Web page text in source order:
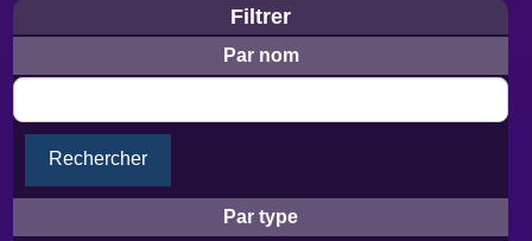
Filtrer
Par nom
Rechercher
Par type